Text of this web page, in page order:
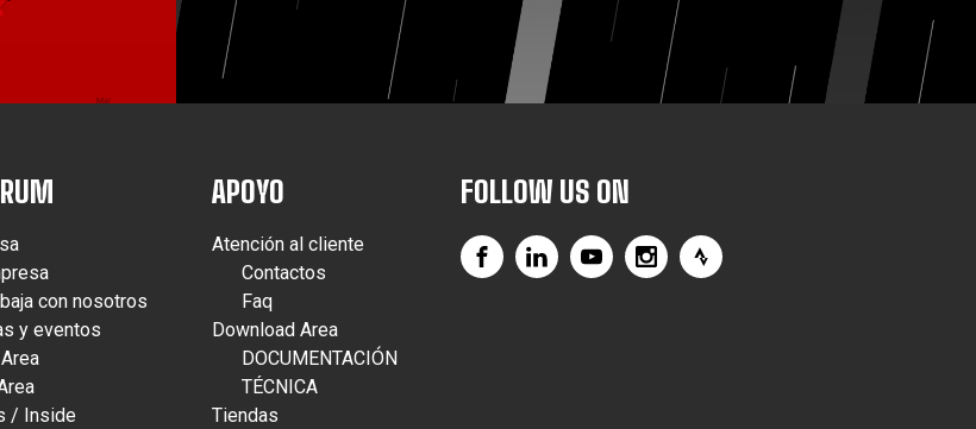
con nosotros
y eventos
/ Inside
APOYO
Atención al cliente
Contactos
Faq
Download Area
DOCUMENTACIÓN
TÉCNICA
Tiendas
FOLLOW US ON